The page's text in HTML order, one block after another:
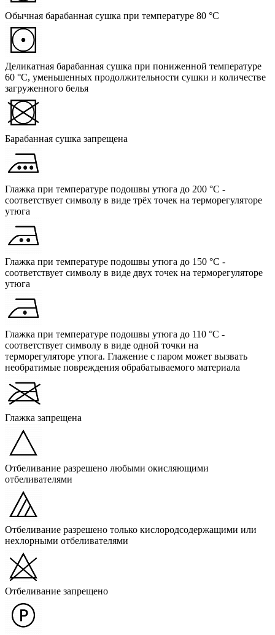
Обычная барабанная сушка при температуре 80 °C
Деликатная барабанная сушка при пониженной температуре
60 °C, уменьшенных продолжительности сушки и количестве
загруженного белья
Барабанная сушка запрещена
Глажка при температуре подошвы утюга до 200 °C -
соответствует символу в виде трёх точек на терморегуляторе
утюга
Глажка при температуре подошвы утюга до 150 °C -
соответствует символу в виде двух точек на терморегуляторе
утюга
Глажка при температуре подошвы утюга до 110 °C -
соответствует символу в виде одной точки на
терморегуляторе утюга. Глажение с паром может вызвать
необратимые повреждения обрабатываемого материала
Глажка запрещена
Отбеливание разрешено любыми окисляющими
отбеливателями
Отбеливание разрешено только кислородсодержащими или
нехлорными отбеливателями
Отбеливание запрещено